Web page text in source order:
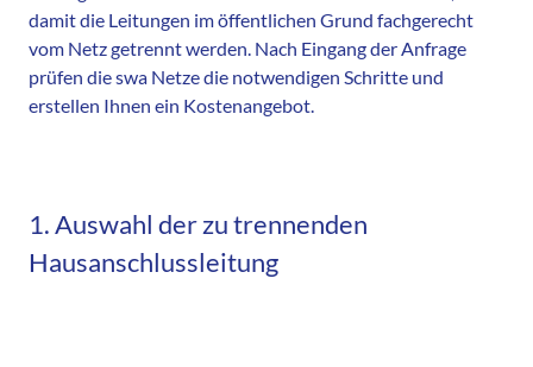
damit die Leitungen im öffentlichen Grund fachgerecht
vom Netz getrennt werden. Nach Eingang der Anfrage
prüfen die swa Netze die notwendigen Schritte und
erstellen Ihnen ein Kostenangebot.
1. Auswahl der zu trennenden
Hausanschlussleitung